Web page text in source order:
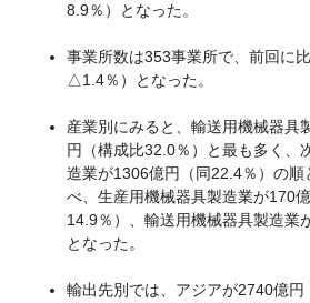
8.9％）となった。
事業所数は353事業所で、前回に
△1.4％）となった。
産業別にみると、輸送用機械器具
円（構成比32.0％）と最も多く、
造業が1306億円（同22.4％）の順
べ、生産用機械器具製造業が170
14.9％）、輸送用機械器具製造業
となった。
輸出先別では、アジアが2740億円